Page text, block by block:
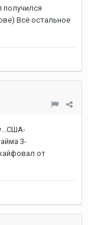
Всё остальное
3-
от